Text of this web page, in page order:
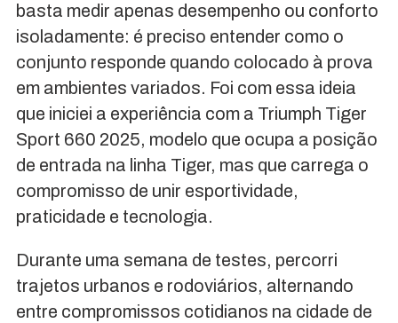
basta medir apenas desempenho ou conforto
isoladamente: é preciso entender como o
conjunto responde quando colocado à prova
em ambientes variados. Foi com essa ideia
que iniciei a experiência com a Triumph Tiger
Sport 660 2025, modelo que ocupa a posição
de entrada na linha Tiger, mas que carrega o
compromisso de unir esportividade,
praticidade e tecnologia.
Durante uma semana de testes, percorri
trajetos urbanos e rodoviários, alternando
entre compromissos cotidianos na cidade de